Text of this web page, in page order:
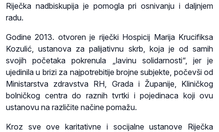
Riječka nadbiskupija je pomogla pri osnivanju i daljnjem
radu.
Godine 2013. otvoren je riječki Hospicij Marija Krucifiksa
Kozulić, ustanova za palijativnu skrb, koja je od samih
svojih početaka pokrenula „lavinu solidarnosti“, jer je
ujedinila u brizi za najpotrebitije brojne subjekte, počevši od
Ministarstva zdravstva RH, Grada i Županije, Kliničkog
bolničkog centra do raznih tvrtki i pojedinaca koji ovu
ustanovu na različite načine pomažu.
Kroz sve ove karitativne i socijalne ustanove Riječka